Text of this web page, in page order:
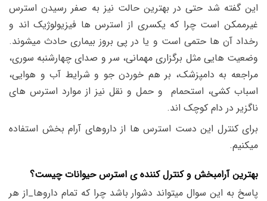
این گفته شد حتی در بهترین حالت نیز به صفر رسیدن استرس
غیرممکن است چرا که یکسری از استرس ها فیزیولوژیک اند و
رخداد آن ها حتمی است و یا در پی بروز بیماری حادث میشوند.
وضعیت هایی مثل برگزاری مهمانی، سر و صدای چهارشنبه سوری،
مراجعه به دامپزشک، بر هم خوردن جو و شرایط آب و هوایی،
اسباب کشی، استحمام و حمل و نقل نیز از موارد استرس های
ناگزیر در دام کوچک اند.
برای کنترل این دست استرس ها از داروهای آرام بخش استفاده
میکنیم.
بهترینآرامبخش و کنترل کننده ی استرس حیوانات چیست؟
پاسخ به این سوال میتواند دشوار باشد چرا که تمام داروها_از هر